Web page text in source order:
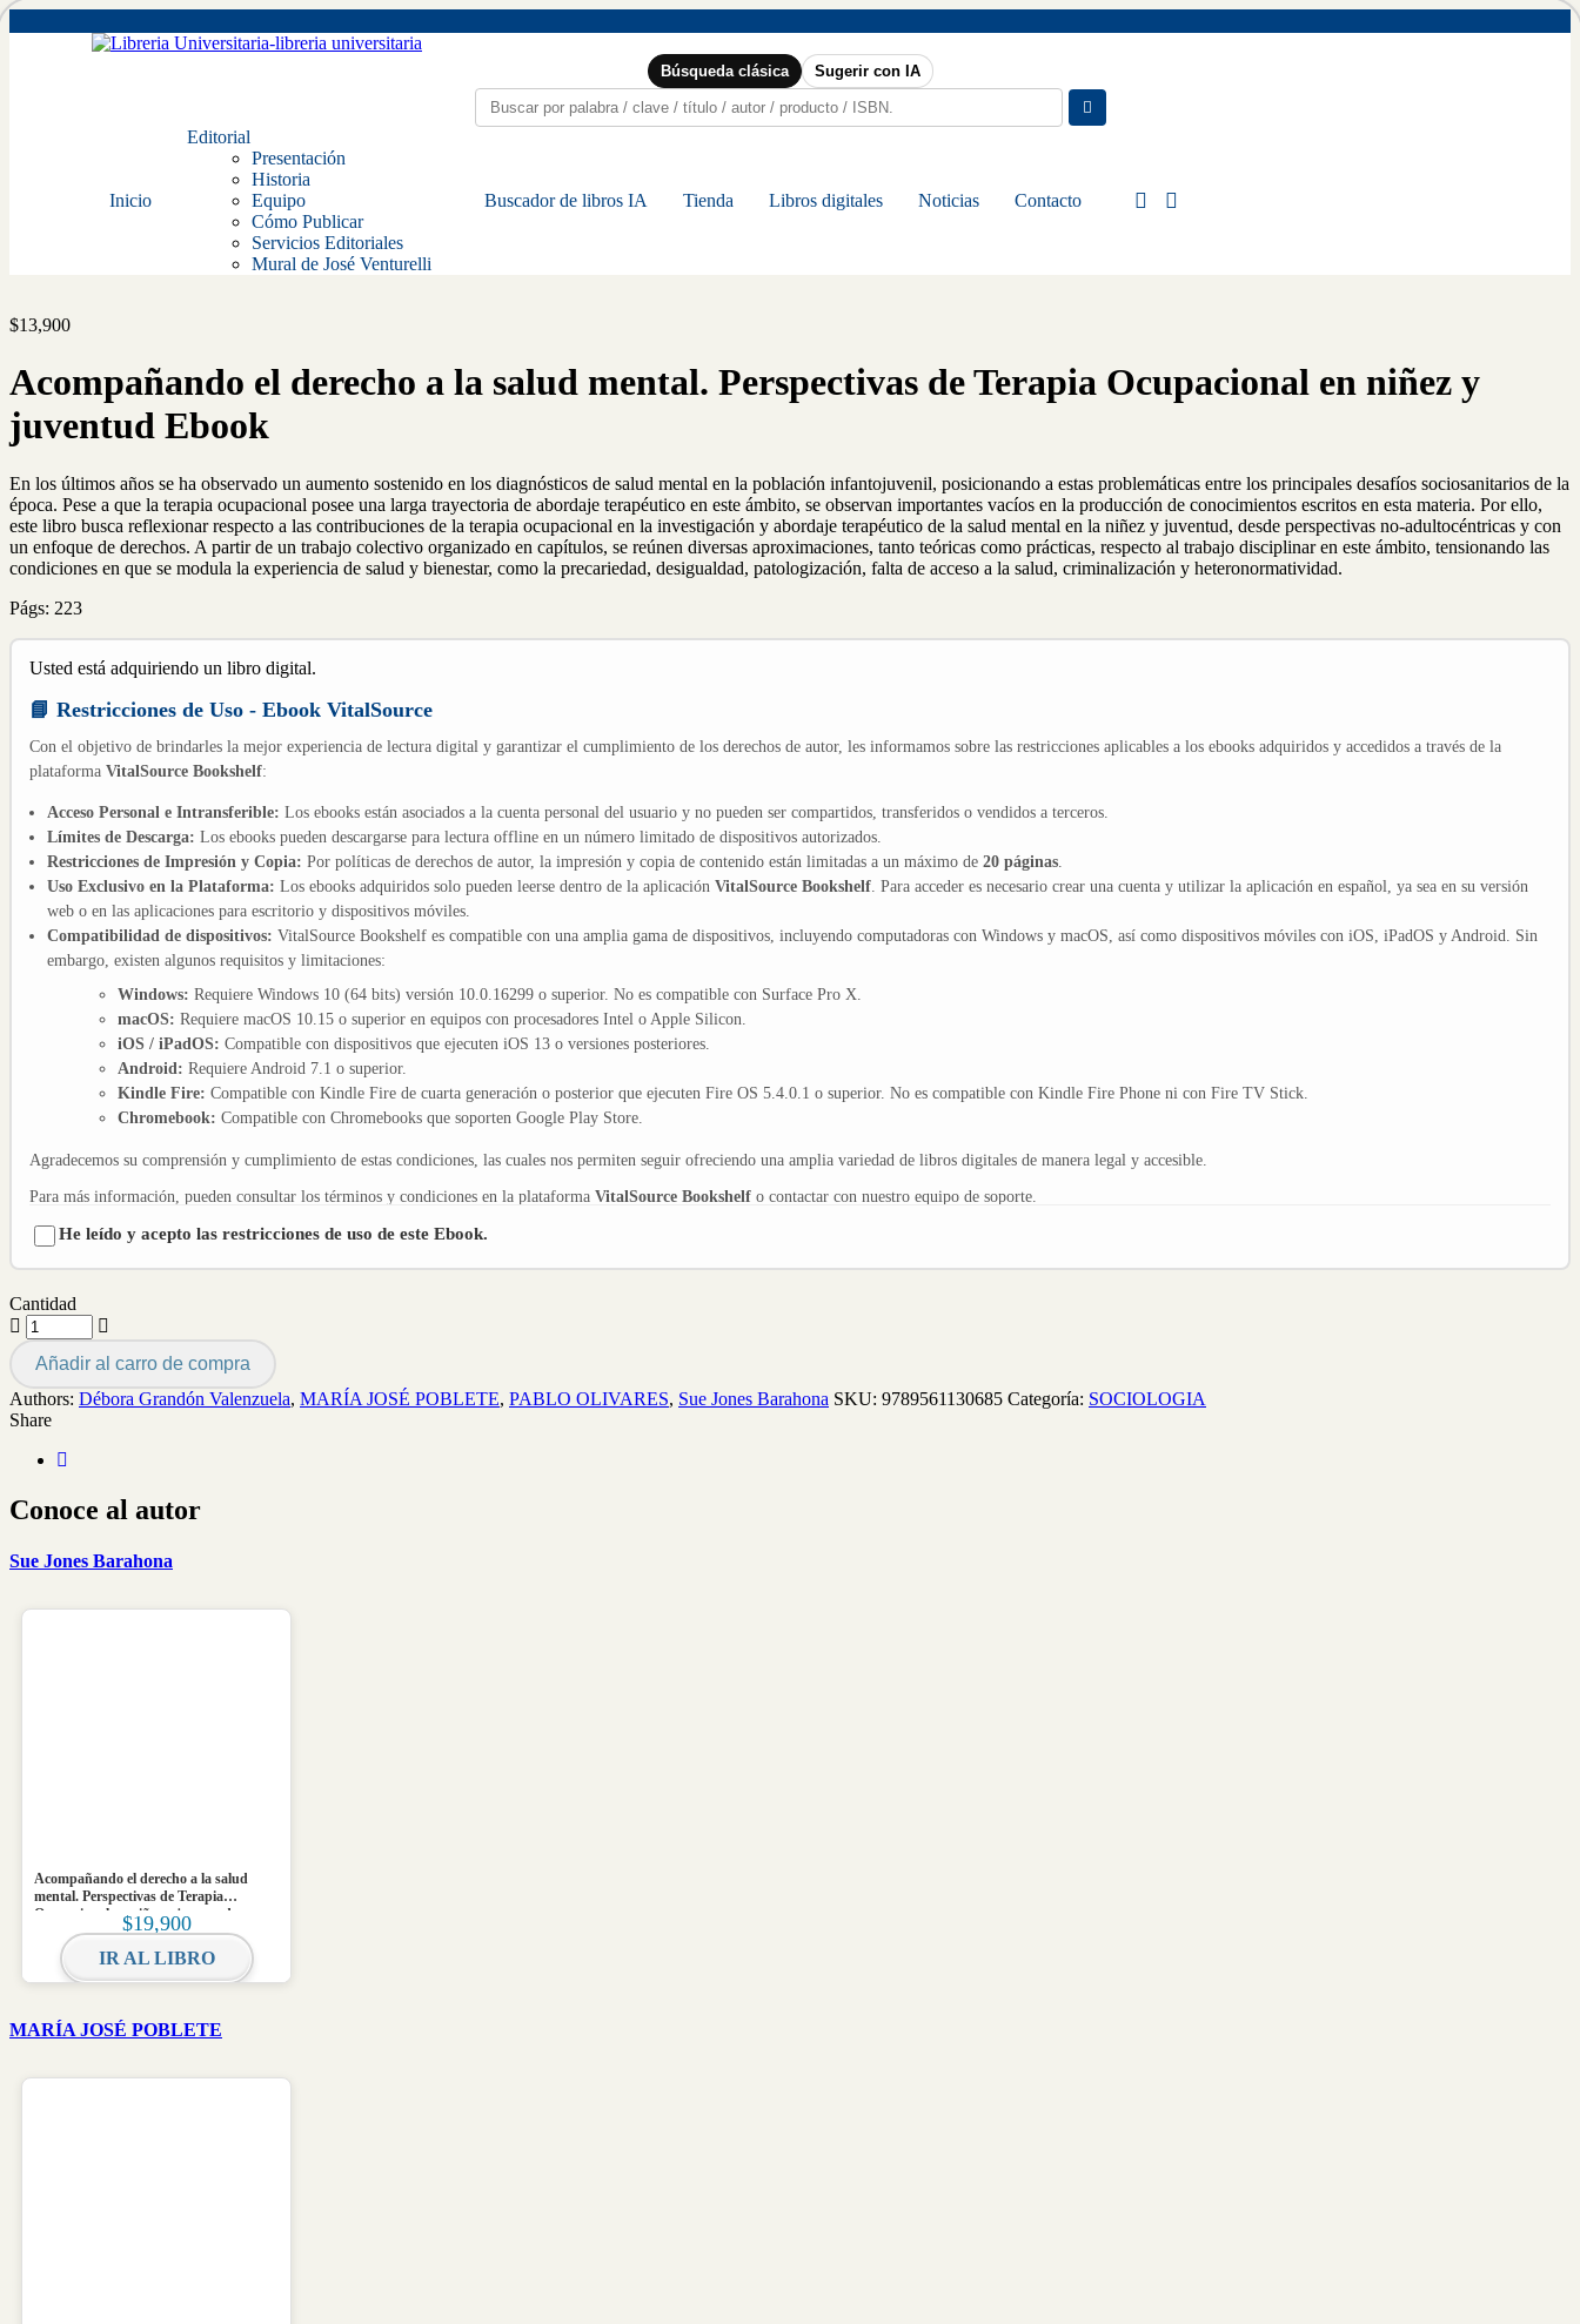
Búsqueda clásica Sugerir con IA
Inicio
Editorial
Presentación
Historia
Equipo
Cómo Publicar
Servicios Editoriales
Mural de José Venturelli
Buscador de libros IA Tienda Libros digitales Noticias Contacto
$13,900
Acompañando el derecho a la salud mental. Perspectivas de Terapia Ocupacional en niñez y
juventud Ebook
En los últimos años se ha observado un aumento sostenido en los diagnósticos de salud mental en la población infantojuvenil, posicionando a estas problemáticas entre los principales desafíos sociosanitarios de la
época. Pese a que la terapia ocupacional posee una larga trayectoria de abordaje terapéutico en este ámbito, se observan importantes vacíos en la producción de conocimientos escritos en esta materia. Por ello,
este libro busca reflexionar respecto a las contribuciones de la terapia ocupacional en la investigación y abordaje terapéutico de la salud mental en la niñez y juventud, desde perspectivas no-adultocéntricas y con
un enfoque de derechos. A partir de un trabajo colectivo organizado en capítulos, se reúnen diversas aproximaciones, tanto teóricas como prácticas, respecto al trabajo disciplinar en este ámbito, tensionando las
condiciones en que se modula la experiencia de salud y bienestar, como la precariedad, desigualdad, patologización, falta de acceso a la salud, criminalización y heteronormatividad.
Págs: 223
Usted está adquiriendo un libro digital.
📘 Restricciones de Uso - Ebook VitalSource
Con el objetivo de brindarles la mejor experiencia de lectura digital y garantizar el cumplimiento de los derechos de autor, les informamos sobre las restricciones aplicables a los ebooks adquiridos y accedidos a través de la
plataforma VitalSource Bookshelf:
Acceso Personal e Intransferible: Los ebooks están asociados a la cuenta personal del usuario y no pueden ser compartidos, transferidos o vendidos a terceros.
Límites de Descarga: Los ebooks pueden descargarse para lectura offline en un número limitado de dispositivos autorizados.
Restricciones de Impresión y Copia: Por políticas de derechos de autor, la impresión y copia de contenido están limitadas a un máximo de 20 páginas.
Uso Exclusivo en la Plataforma: Los ebooks adquiridos solo pueden leerse dentro de la aplicación VitalSource Bookshelf. Para acceder es necesario crear una cuenta y utilizar la aplicación en español, ya sea en su versión
web o en las aplicaciones para escritorio y dispositivos móviles.
Compatibilidad de dispositivos: VitalSource Bookshelf es compatible con una amplia gama de dispositivos, incluyendo computadoras con Windows y macOS, así como dispositivos móviles con iOS, iPadOS y Android. Sin
embargo, existen algunos requisitos y limitaciones:
Windows: Requiere Windows 10 (64 bits) versión 10.0.16299 o superior. No es compatible con Surface Pro X.
macOS: Requiere macOS 10.15 o superior en equipos con procesadores Intel o Apple Silicon.
iOS / iPadOS: Compatible con dispositivos que ejecuten iOS 13 o versiones posteriores.
Android: Requiere Android 7.1 o superior.
Kindle Fire: Compatible con Kindle Fire de cuarta generación o posterior que ejecuten Fire OS 5.4.0.1 o superior. No es compatible con Kindle Fire Phone ni con Fire TV Stick.
Chromebook: Compatible con Chromebooks que soporten Google Play Store.
Agradecemos su comprensión y cumplimiento de estas condiciones, las cuales nos permiten seguir ofreciendo una amplia variedad de libros digitales de manera legal y accesible.
Para más información, pueden consultar los términos y condiciones en la plataforma VitalSource Bookshelf o contactar con nuestro equipo de soporte.
He leído y acepto las restricciones de uso de este Ebook.
Cantidad
Añadir al carro de compra
Authors: Débora Grandón Valenzuela, MARÍA JOSÉ POBLETE, PABLO OLIVARES, Sue Jones Barahona SKU: 9789561130685 Categoría: SOCIOLOGIA
Share
Conoce al autor
Sue Jones Barahona
Acompañando el derecho a la salud
mental. Perspectivas de Terapia
Ocupacional en niñez y juventud
$19,900
IR AL LIBRO
MARÍA JOSÉ POBLETE